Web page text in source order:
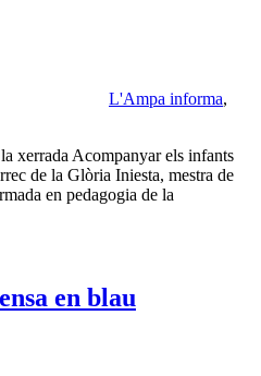
L'Ampa informa,
xerrada Acompanyar els infants
de la Glòria Iniesta, mestra de
en pedagogia de la
en blau